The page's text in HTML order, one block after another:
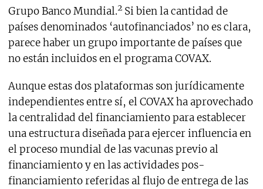
Grupo Banco Mundial.2Si bien la cantidad de
países denominados ‘autofinanciados’ no es clara,
parece haber un grupo importante de países que
no están incluidos en el programa COVAX.
Aunque estas dos plataformas son jurídicamente
independientes entre sí, el COVAX ha aprovechado
la centralidad del financiamiento para establecer
una estructura diseñada para ejercer influencia en
el proceso mundial de las vacunas previo al
financiamiento y en las actividades pos-
financiamiento referidas al flujo de entrega de las